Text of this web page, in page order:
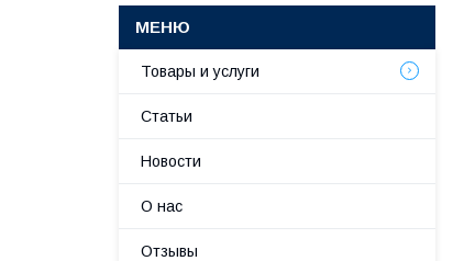
Товары и услуги
Статьи
Новости
О нас
Отзывы